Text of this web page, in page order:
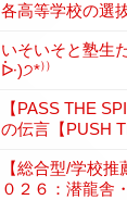
いそいそと塾生
ᐕ)੭*⁾⁾
【PASS THE
の伝言【PUSH
【総合型/学校
０２６：潜龍舎